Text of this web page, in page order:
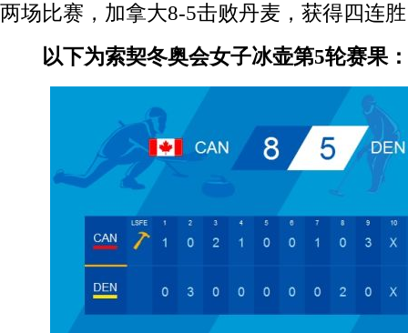
两场比赛，加拿大8-5击败丹麦，获得四连
以下为索契冬奥会女子冰壶第5轮赛果：